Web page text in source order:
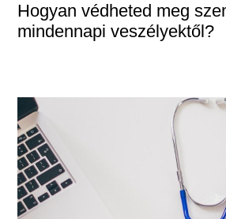
Hogyan védheted meg
mindennapi veszélyektől?